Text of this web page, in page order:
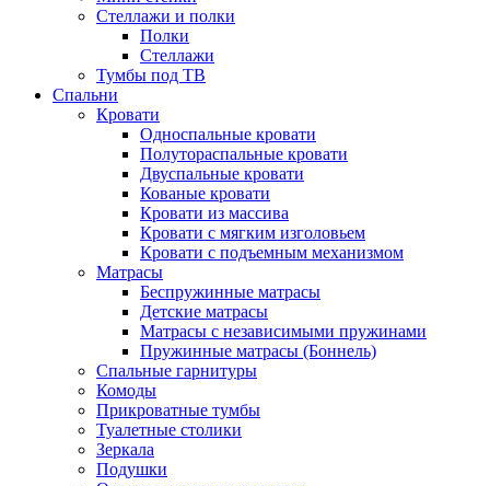
Стеллажи и полки
Полки
Стеллажи
Тумбы под ТВ
Спальни
Кровати
Односпальные кровати
Полутораспальные кровати
Двуспальные кровати
Кованые кровати
Кровати из массива
Кровати с мягким изголовьем
Кровати с подъемным механизмом
Матрасы
Беспружинные матрасы
Детские матрасы
Матрасы с независимыми пружинами
Пружинные матрасы (Боннель)
Спальные гарнитуры
Комоды
Прикроватные тумбы
Туалетные столики
Зеркала
Подушки